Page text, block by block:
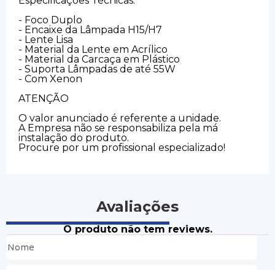
- Foco Duplo
- Encaixe da Lâmpada H15/H7
- Lente Lisa
- Material da Lente em Acrílico
- Material da Carcaça em Plástico
- Suporta Lâmpadas de até 55W
- Com Xenon
ATENÇÃO
O valor anunciado é referente a unidade.
A Empresa não se responsabiliza pela má
instalação do produto.
Procure por um profissional especializado!
Avaliações
O produto não tem reviews.